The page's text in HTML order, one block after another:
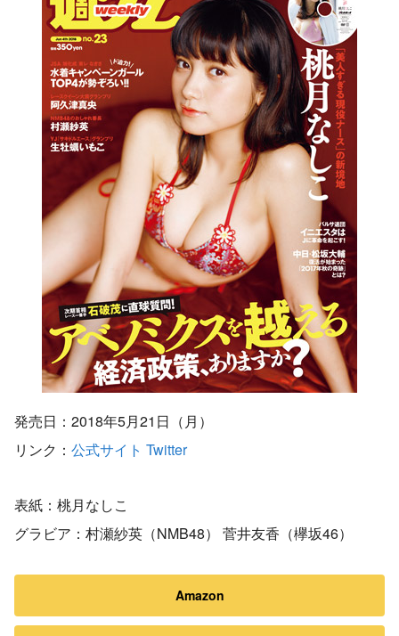
発売日：2018年5月21日（月）
リンク： 公式サイト Twitter
表紙：桃月なしこ
グラビア：村瀬紗英（NMB48） 菅井友香（欅坂46）
Amazon